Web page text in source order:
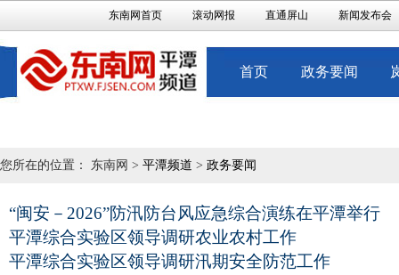
东南网首页 滚动网报 直通屏山 新闻发布会
首页 政务要闻
您所在的位置： 东南网 > 平潭频道 > 政务要闻
“闽安－2026”防汛防台风应急综合演练在平潭举行
平潭综合实验区领导调研农业农村工作
平潭综合实验区领导调研汛期安全防范工作